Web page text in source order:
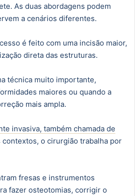
As duas abordagens podem
a cenários diferentes.
é feito com uma incisão maior,
direta das estruturas.
técnica muito importante,
maiores ou quando a
mais ampla.
invasiva, também chamada de
contextos, o cirurgião trabalha por
fresas e instrumentos
fazer osteotomias, corrigir o